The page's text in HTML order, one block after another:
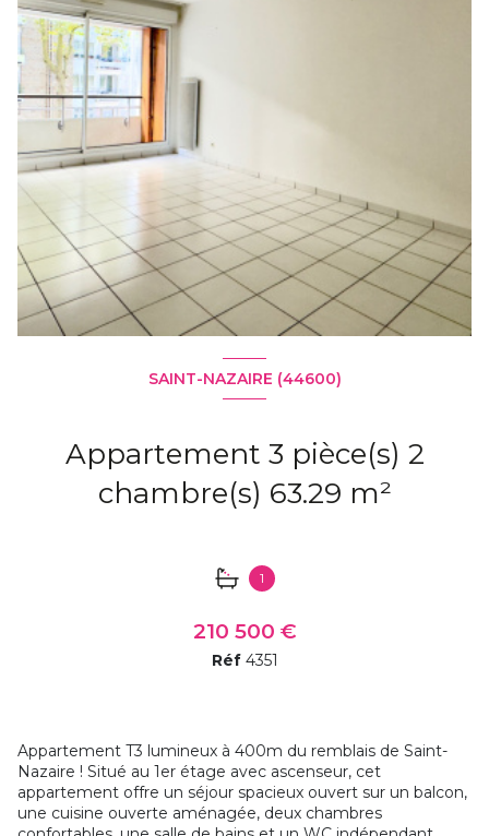
SAINT-NAZAIRE (44600)
Appartement 3 pièce(s) 2
chambre(s) 63.29 m²
1
210 500 €
Réf 4351
Appartement T3 lumineux à 400m du remblais de Saint-
Nazaire ! Situé au 1er étage avec ascenseur, cet
appartement offre un séjour spacieux ouvert sur un balcon,
une cuisine ouverte aménagée, deux chambres